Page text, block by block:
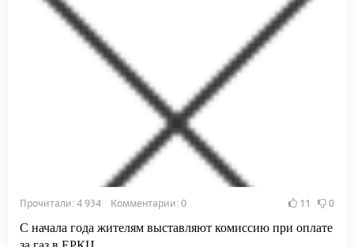
Прочитали: 4 934 Комментарии: 0 11 0
С начала года жителям выставляют комиссию при оплате